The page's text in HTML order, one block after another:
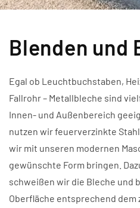
Blenden und
Egal ob Leuchtbuchstaben,
Fallrohr – Metallbleche sind
Innen- und Außenbereich
nutzen wir feuerverzinkte
wir mit unseren modernen
gewünschte Form bringen.
schweißen wir die Bleche und
Oberfläche entsprechend dem